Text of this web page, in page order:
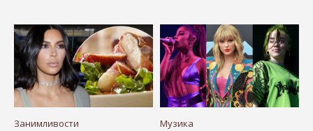
Занимливости Музика